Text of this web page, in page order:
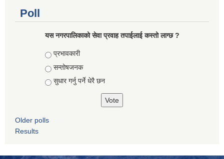
Poll
यस नगरपालिकाको सेवा प्रवाह तपाईलाई कस्तो लाग्छ ?
Choices
प्रभावकारी
सन्तोषजनक
सुधार गर्नु पर्ने धेरै छन
Older polls
Results